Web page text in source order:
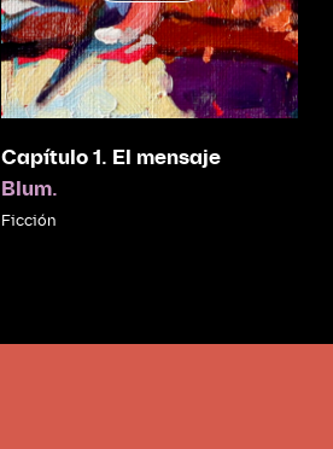
Capítulo 1. El mensaje
Blum.
Ficción